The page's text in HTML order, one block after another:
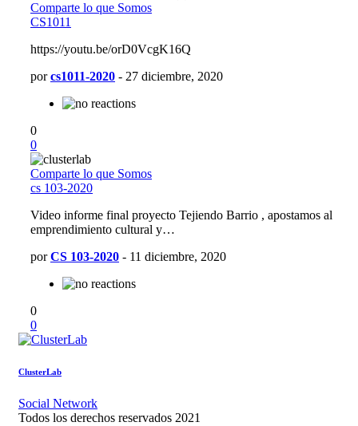
Comparte lo que Somos
CS1011
https://youtu.be/orD0VcgK16Q
porcs1011-2020 - 27 diciembre, 2020
0
0
Comparte lo que Somos
cs 103-2020
Video informe final proyecto Tejiendo Barrio , apostamos al
emprendimiento cultural y…
porCS 103-2020 - 11 diciembre, 2020
0
0
ClusterLab
Social Network
Todos los derechos reservados 2021